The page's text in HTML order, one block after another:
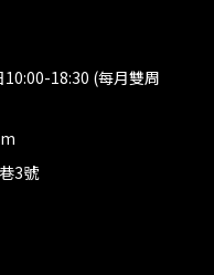
18:30 (每月雙周
3號